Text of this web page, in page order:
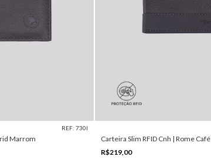
REF: 730I
Marrom
Carteira Slim RFID Cnh | Rome Café
R$219,00